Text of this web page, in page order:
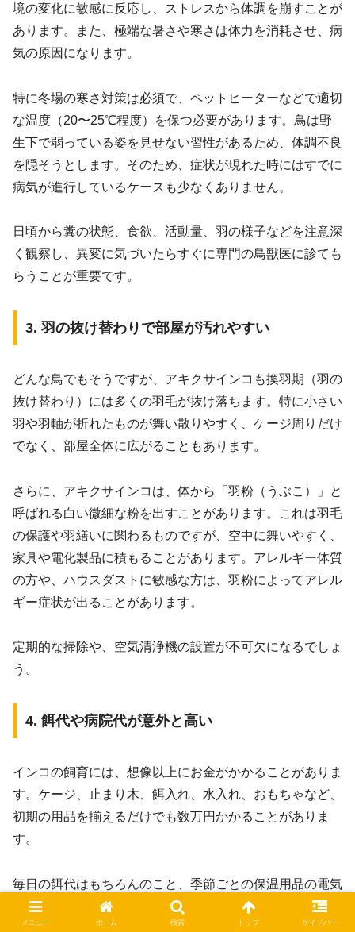
境の変化に敏感に反応し、ストレスから体調を崩すことが
あります。また、極端な暑さや寒さは体力を消耗させ、病
気の原因になります。
特に冬場の寒さ対策は必須で、ペットヒーターなどで適切
な温度（20〜25℃程度）を保つ必要があります。鳥は野
生下で弱っている姿を見せない習性があるため、体調不良
を隠そうとします。そのため、症状が現れた時にはすでに
病気が進行しているケースも少なくありません。
日頃から糞の状態、食欲、活動量、羽の様子などを注意深
く観察し、異変に気づいたらすぐに専門の鳥獣医に診ても
らうことが重要です。
3. 羽の抜け替わりで部屋が汚れやすい
どんな鳥でもそうですが、アキクサインコも換羽期（羽の
抜け替わり）には多くの羽毛が抜け落ちます。特に小さい
羽や羽軸が折れたものが舞い散りやすく、ケージ周りだけ
でなく、部屋全体に広がることもあります。
さらに、アキクサインコは、体から「羽粉（うぶこ）」と
呼ばれる白い微細な粉を出すことがあります。これは羽毛
の保護や羽繕いに関わるものですが、空中に舞いやすく、
家具や電化製品に積もることがあります。アレルギー体質
の方や、ハウスダストに敏感な方は、羽粉によってアレル
ギー症状が出ることがあります。
定期的な掃除や、空気清浄機の設置が不可欠になるでしょ
う。
4. 餌代や病院代が意外と高い
インコの飼育には、想像以上にお金がかかることがありま
す。ケージ、止まり木、餌入れ、水入れ、おもちゃなど、
初期の用品を揃えるだけでも数万円かかることがありま
す。
毎日の餌代はもちろんのこと、季節ごとの保温用品の電気
代、新しいおもちゃやサプリメントの購入費用もかかりま
す。最も想定しておきたいのが
です。
メニュー ホーム 検索 トップ サイドバー